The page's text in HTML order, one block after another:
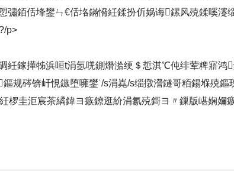
彇銆佸埄鐢ㄣ€佸垎鏋愶紝鍒扮伒娲诲鏍风殑鍒嗘
p>
紝鎵撶牬浜咺t涓氬唴鍘熸湁绠＄悊淇℃伅绯荤粺寤
规硶锛屽悓鏃堕噰鐢˙/s涓嶤/s缁撴瀯鐩哥粨鍚堢殑
椤圭洰宸茶繘鍏ヨ瘯鐐逛紒涓氱殑鎶ヨ〃鏁版嵁娴嬭